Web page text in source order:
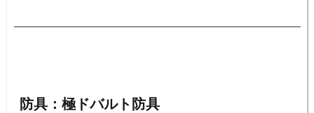
防具：極ドバルト防具